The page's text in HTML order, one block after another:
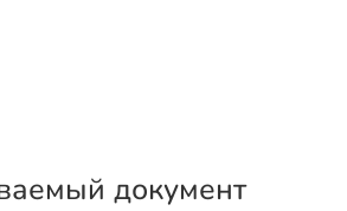
документ